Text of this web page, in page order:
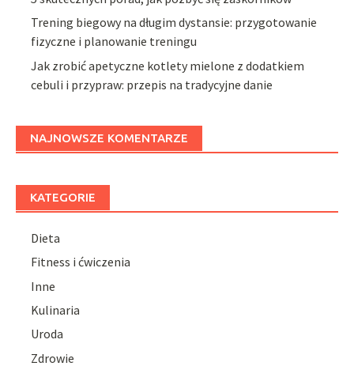
Trening biegowy na długim dystansie: przygotowanie
fizyczne i planowanie treningu
Jak zrobić apetyczne kotlety mielone z dodatkiem
cebuli i przypraw: przepis na tradycyjne danie
NAJNOWSZE KOMENTARZE
KATEGORIE
Dieta
Fitness i ćwiczenia
Inne
Kulinaria
Uroda
Zdrowie